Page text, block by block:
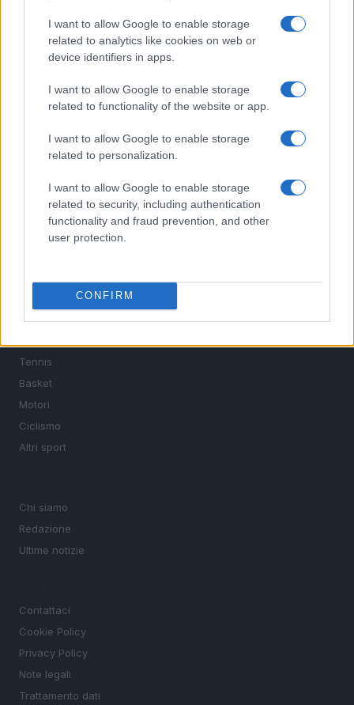
I want to allow Google to enable storage
related to analytics like cookies on web or
device identifiers in apps.
I want to allow Google to enable storage
related to functionality of the website or app.
I want to allow Google to enable storage
related to personalization.
I want to allow Google to enable storage
related to security, including authentication
functionality and fraud prevention, and other
user protection.
CONFIRM
neve a bassa quota
calcio, basket, tennis, ciclismo, motori, Formula 1,
MotoGP e Olimpiadi. Le ultime news dalle competizioni
nazionali e internazionali, gli highlight delle partite, le
interviste ai protagonisti e i risultati in tempo reale di tutte
Tennis
Basket
Motori
Ciclismo
Altri sport
Chi siamo
Redazione
Ultime notizie
Contattaci
Cookie Policy
Privacy Policy
Note legali
Trattamento dati